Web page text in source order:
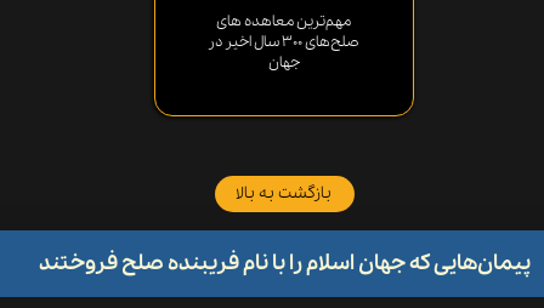
مهم‌ترین معاهده های
صلح‌های ۳۰۰ سال اخیر​​​​​​​ در
جهان
بازگشت به بالا
پیمان‌هایی که جهان اسلام را با نام فریبنده صلح فروختند​​​​​​​​​​​​​​